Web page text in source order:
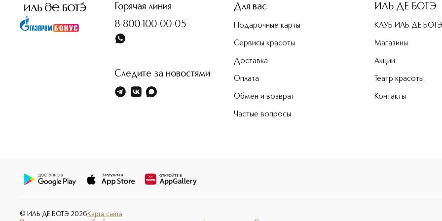
Горячая линия
8-800-100-00-05
Следите за новостями
Для вас
Подарочные карты
Сервисы красоты
Доставка
Оплата
Обмен и возврат
Частые вопросы
ИЛЬ ДЕ БОТЭ
КЛУБ ИЛЬ ДЕ БОТЭ
Магазины
Акции
Театр красоты
Контакты
© ИЛЬ ДЕ БОТЭ 2026 Карта сайта